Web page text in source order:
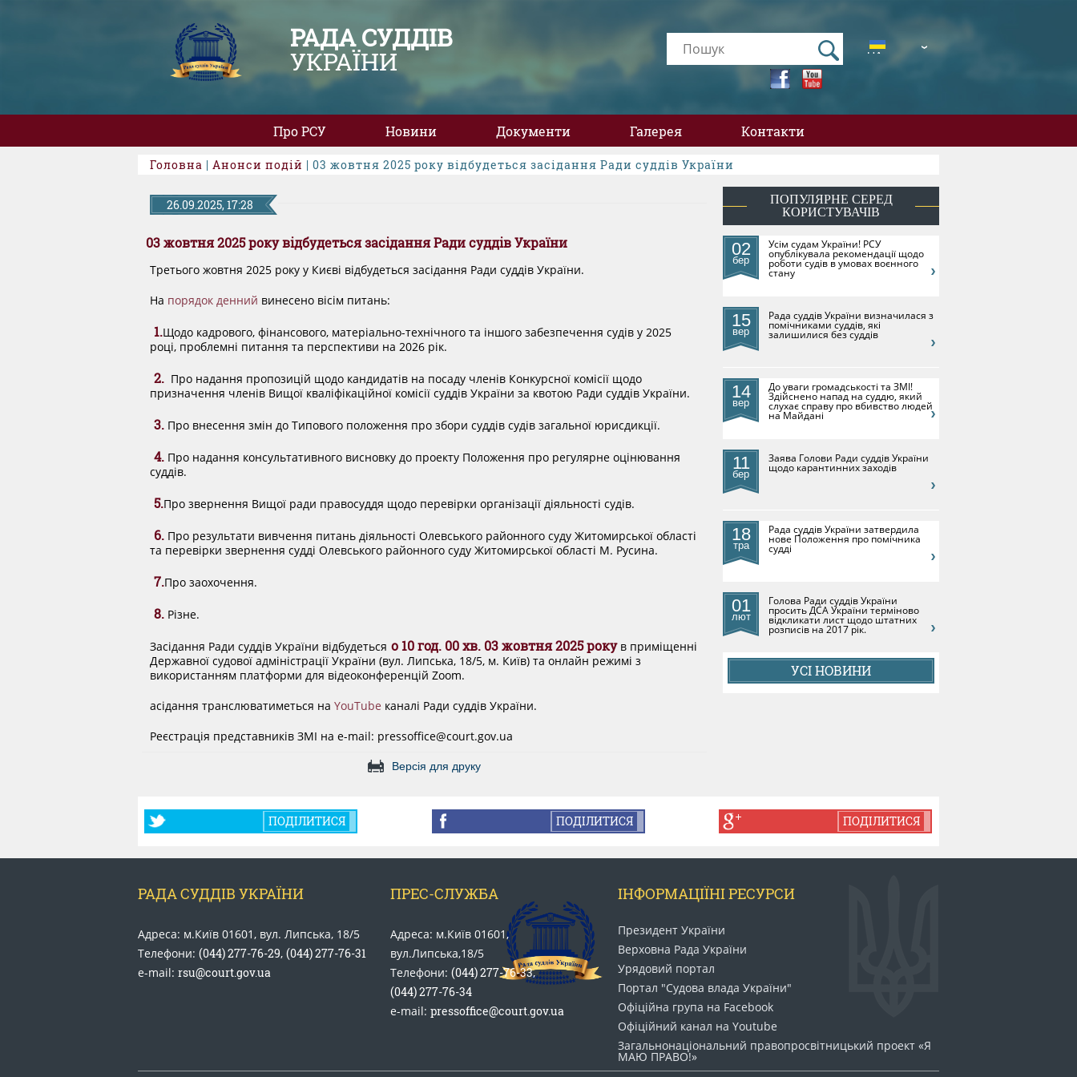
РАДА СУДДІВ
УКРАЇНИ
UA
Про РСУ Новини Документи Галерея Контакти
Головна | Анонси подій | 03 жовтня 2025 року відбудеться засідання Ради суддів України
26.09.2025, 17:28
03 жовтня 2025 року відбудеться засідання Ради суддів України
Третього жовтня 2025 року у Києві відбудеться засідання Ради суддів України.
На порядок денний винесено вісім питань:
1.Щодо кадрового, фінансового, матеріально-технічного та іншого забезпечення судів у 2025
році, проблемні питання та перспективи на 2026 рік.
2. Про надання пропозицій щодо кандидатів на посаду членів Конкурсної комісії щодо
призначення членів Вищої кваліфікаційної комісії суддів України за квотою Ради суддів України.
3. Про внесення змін до Типового положення про збори суддів судів загальної юрисдикції.
4. Про надання консультативного висновку до проекту Положення про регулярне оцінювання
суддів.
5.Про звернення Вищої ради правосуддя щодо перевірки організації діяльності судів.
6. Про результати вивчення питань діяльності Олевського районного суду Житомирської області
та перевірки звернення судді Олевського районного суду Житомирської області М. Русина.
7.Про заохочення.
8. Різне.
Засідання Ради суддів України відбудеться о 10 год. 00 хв. 03 жовтня 2025 рокув приміщенні
Державної судової адміністрації України (вул. Липська, 18/5, м. Київ) та онлайн режимі з
використанням платформи для відеоконференцій Zoom.
асідання транслюватиметься на YouTube каналі Ради суддів України.
Реєстрація представників ЗМІ на e-mail: pressoffice@court.gov.ua
Версія для друку
ПОПУЛЯРНЕ СЕРЕД
КОРИСТУВАЧІВ
02
бер
​Усім судам України! РСУ
опублікувала рекомендації щодо
роботи судів в умовах воєнного
стану
15
вер
Рада суддів України визначилася з
помічниками суддів, які
залишилися без суддів
14
вер
До уваги громадськості та ЗМІ!
Здійснено напад на суддю, який
слухає справу про вбивство людей
на Майдані
11
бер
​Заява Голови Ради суддів України
щодо карантинних заходів
18
тра
Рада суддів України затвердила
нове Положення про помічника
судді
01
лют
Голова Ради суддів України
просить ДСА України терміново
відкликати лист щодо штатних
розписів на 2017 рік.
УСІ НОВИНИ
ПОДІЛИТИСЯ ПОДІЛИТИСЯ ПОДІЛИТИСЯ
РАДА СУДДІВ УКРАЇНИ
Адреса: м.Київ 01601, вул. Липська, 18/5
Телефони: (044) 277-76-29, (044) 277-76-31
e-mail: rsu@court.gov.ua
ПРЕС-СЛУЖБА
Адреса: м.Київ 01601,
вул.Липська,18/5
Телефони: (044) 277-76-33,
(044) 277-76-34
e-mail: pressoffice@court.gov.ua
ІНФОРМАЦІЇНІ РЕСУРСИ
Президент України
Верховна Рада України
Урядовий портал
Портал "Судова влада України"
Офіційна група на Facebook
Офіційний канал на Youtube
Загальнонаціональний право​просвітницький проект «Я
МАЮ ПРАВО​!»